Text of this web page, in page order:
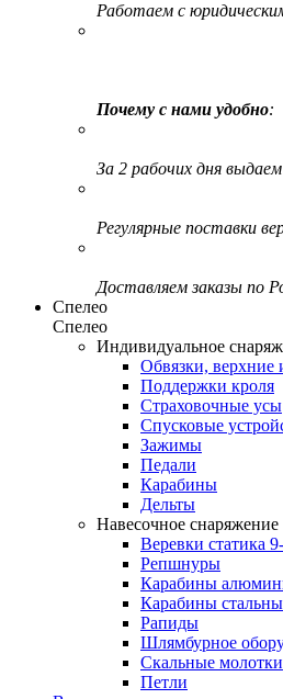
Работаем с
Почему с нами удобно:
За 2 рабочих дня
Регулярные поставки
Доставляем заказы по
Спелео
Спелео
Индивидуальное
Обвязки, верхние
Поддержки кроля
Страховочные усы
Спусковые
Зажимы
Педали
Карабины
Дельты
Навесочное снаряжение
Веревки статика
Репшнуры
Карабины
Карабины
Рапиды
Шлямбурное
Скальные молотки
Петли